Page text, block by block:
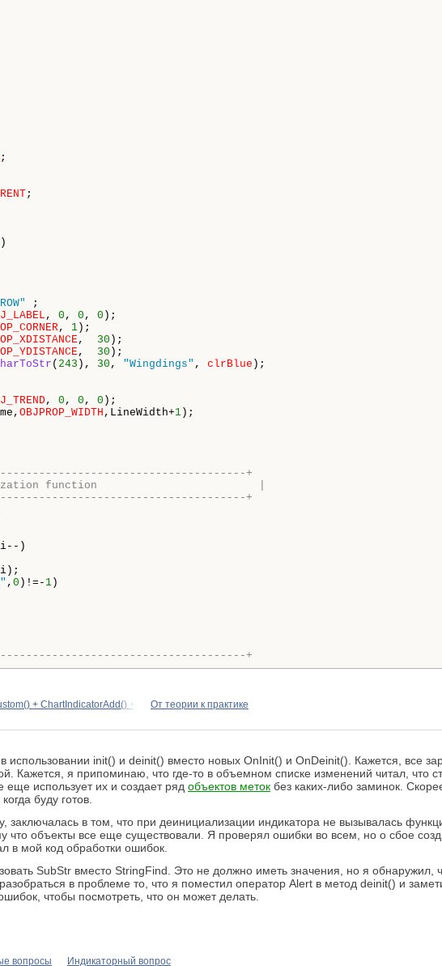
;
;
)
;
, 0 , 0 , 0 );
, 1 );
, 30 );
, 30 );
( 243 ), 30 , "Wingdings" , clrBlue );
, 0 , 0 , 0 );
OBJPROP_WIDTH ,LineWidth+1 );
+
function                         |
+
)
, 0 )!=- 1 )
+
+ ChartIndicatorAdd() + От теории к практике
использовании init() и deinit() вместо новых OnInit() и OnDeinit(). Кажется, все
Кажется, я припоминаю, что где-то в объемном списке изменений читал,
еще использует их и создает ряд объектов меток без каких-либо заминок.
буду готов.
в том, что при деинициализации индикатора не вызывалась
что объекты все еще существовали. Я проверял ошибки во всем, но о сбое
в мой код обработки ошибок.
SubStr вместо StringFind. Это не должно иметь значения, но я
в проблеме то, что я поместил оператор Alert в метод deinit() и
чтобы посмотреть, что он может делать.
вопросы Индикаторный вопрос